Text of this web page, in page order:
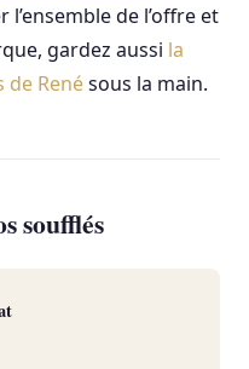
l’ensemble de l’offre et
gardez aussi la
de Renésous la main.
soufflés